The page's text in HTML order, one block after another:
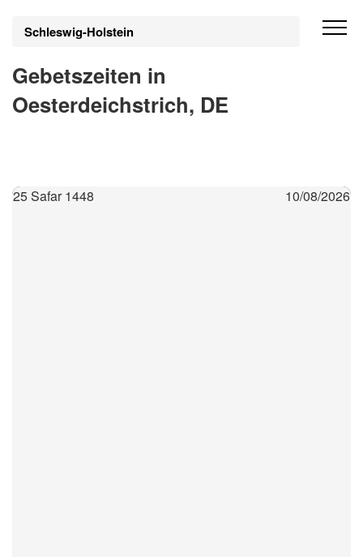
Schleswig-Holstein
Gebetszeiten in
Oesterdeichstrich, DE
25 Safar 1448 10/08/2026